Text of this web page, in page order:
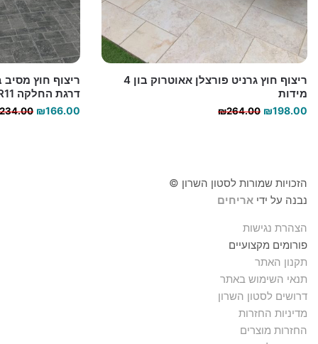
ריצוף חוץ גרניט פורצלן אאוטרוק בון 4
מידות
₪264.00 ₪198.00
דרגת החלקה R11
234.00 ₪166.00
הזכויות שמורות לסטון השרון ©
נבנה על ידי אריחים
הצהרת נגישות
פורומים מקצועיים
תקנון האתר
תנאי השימוש באתר
דרושים לסטון השרון
מדיניות החזרות
החזרות מוצרים